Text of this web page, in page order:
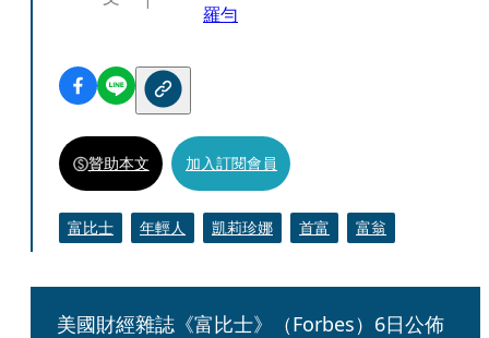
羅勻
贊助本文 加入訂閱會員
富比士 年輕人 凱莉珍娜 首富 富翁
美國財經雜誌《富比士》（Forbes）6日公佈